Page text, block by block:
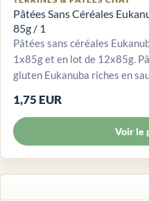
Pâtées Sans Céréales
85g / 1
Pâtées sans céréales
1x85g et en lot de 12x85g.
gluten Eukanuba riches en
1,75 EUR
Voir le